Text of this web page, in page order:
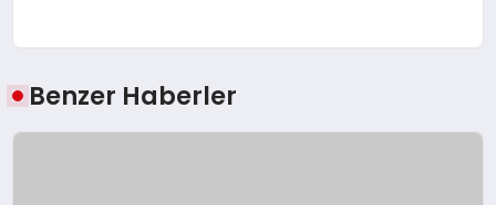
Benzer Haberler